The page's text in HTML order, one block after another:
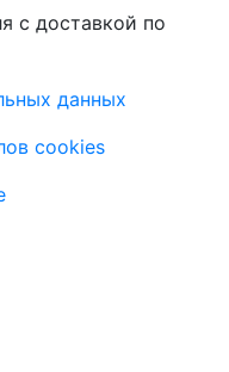
с доставкой по
данных
cookies